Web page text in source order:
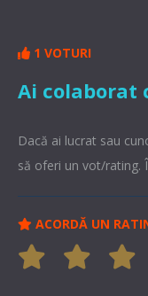
1 VOTURI
Ai colaborat
Dacă ai lucrat sau
să oferi un vot/rating.
ACORDĂ UN